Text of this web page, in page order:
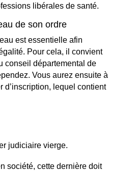
libérales de santé.
de son ordre
est essentielle afin
Pour cela, il convient
conseil départemental de
Vous aurez ensuite à
d’inscription, lequel contient
judiciaire vierge.
société, cette dernière doit